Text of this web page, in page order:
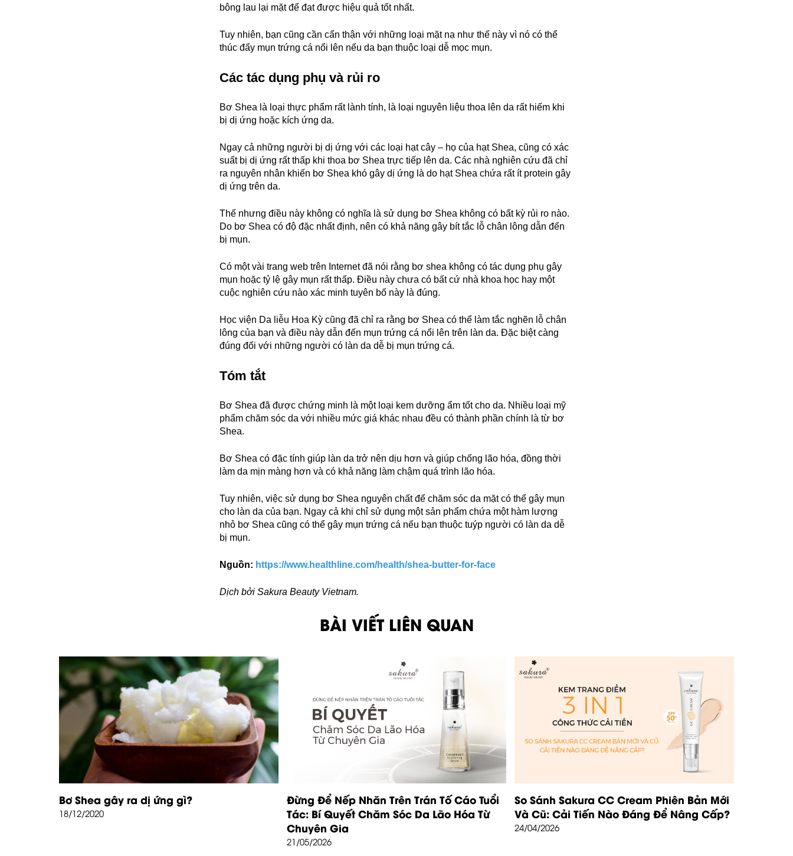
bông lau lại mặt để đạt được hiệu quả tốt nhất.
Tuy nhiên, bạn cũng cần cẩn thận với những loại mặt nạ như thế này vì nó có thể
thúc đẩy mụn trứng cá nổi lên nếu da bạn thuộc loại dễ mọc mụn.
Các tác dụng phụ và rủi ro
Bơ Shea là loại thực phẩm rất lành tính, là loại nguyên liệu thoa lên da rất hiếm khi
bị dị ứng hoặc kích ứng da.
Ngay cả những người bị dị ứng với các loại hạt cây – họ của hạt Shea, cũng có xác
suất bị dị ứng rất thấp khi thoa bơ Shea trực tiếp lên da. Các nhà nghiên cứu đã chỉ
ra nguyên nhân khiến bơ Shea khó gây dị ứng là do hạt Shea chứa rất ít protein gây
dị ứng trên da.
Thế nhưng điều này không có nghĩa là sử dụng bơ Shea không có bất kỳ rủi ro nào.
Do bơ Shea có độ đặc nhất định, nên có khả năng gây bít tắc lỗ chân lông dẫn đến
bị mụn.
Có một vài trang web trên Internet đã nói rằng bơ shea không có tác dụng phụ gây
mụn hoặc tỷ lệ gây mụn rất thấp. Điều này chưa có bất cứ nhà khoa học hay một
cuộc nghiên cứu nào xác minh tuyên bố này là đúng.
Học viện Da liễu Hoa Kỳ cũng đã chỉ ra rằng bơ Shea có thể làm tắc nghẽn lỗ chân
lông của bạn và điều này dẫn đến mụn trứng cá nổi lên trên làn da. Đặc biệt càng
đúng đối với những người có làn da dễ bị mụn trứng cá.
Tóm tắt
Bơ Shea đã được chứng minh là một loại kem dưỡng ẩm tốt cho da. Nhiều loại mỹ
phẩm chăm sóc da với nhiều mức giá khác nhau đều có thành phần chính là từ bơ
Shea.
Bơ Shea có đặc tính giúp làn da trở nên dịu hơn và giúp chống lão hóa, đồng thời
làm da mịn màng hơn và có khả năng làm chậm quá trình lão hóa.
Tuy nhiên, việc sử dụng bơ Shea nguyên chất để chăm sóc da mặt có thể gây mụn
cho làn da của bạn. Ngay cả khi chỉ sử dụng một sản phẩm chứa một hàm lượng
nhỏ bơ Shea cũng có thể gây mụn trứng cá nếu bạn thuộc tuýp người có làn da dễ
bị mụn.
Nguồn: https://www.healthline.com/health/shea-butter-for-face
Dịch bởi Sakura Beauty Vietnam.
BÀI VIẾT LIÊN QUAN
Bơ Shea gây ra dị ứng gì?
18/12/2020
Đừng Để Nếp Nhăn Trên Trán Tố Cáo Tuổi
Tác: Bí Quyết Chăm Sóc Da Lão Hóa Từ
Chuyên Gia
21/05/2026
So Sánh Sakura CC Cream Phiên Bản Mới
Và Cũ: Cải Tiến Nào Đáng Để Nâng Cấp?
24/04/2026